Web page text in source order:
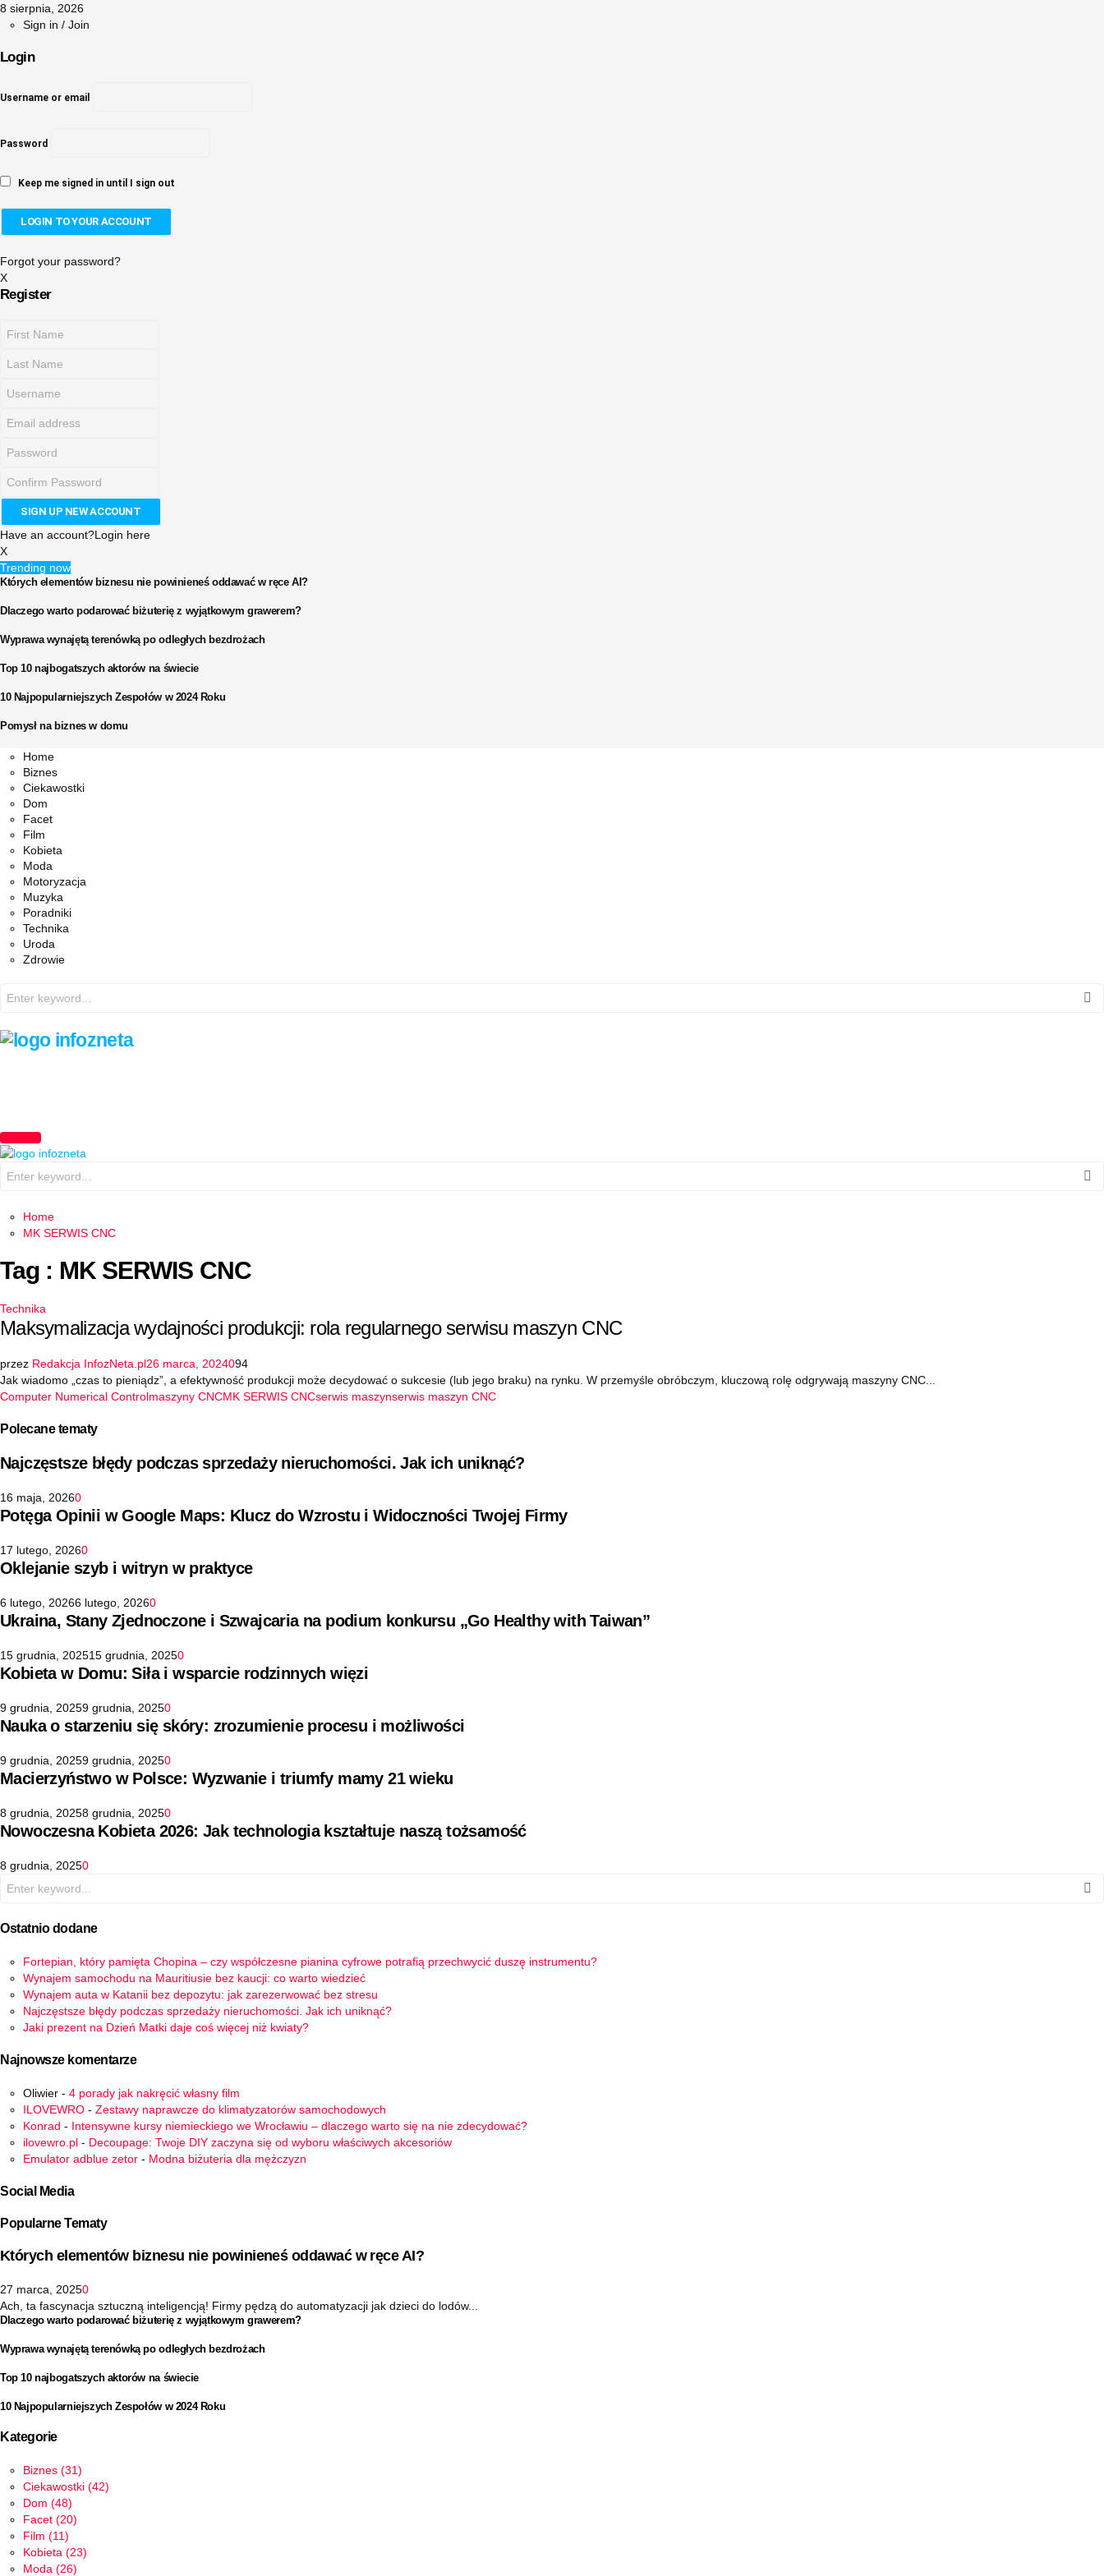
8 sierpnia, 2026
Sign in / Join
Login
Username or email
Password
Keep me signed in until I sign out
Forgot your password?
X
Register
Have an account?Login here
X
Trending now
Których elementów biznesu nie powinieneś oddawać w ręce AI?
Dlaczego warto podarować biżuterię z wyjątkowym grawerem?
Wyprawa wynajętą terenówką po odległych bezdrożach
Top 10 najbogatszych aktorów na świecie
10 Najpopularniejszych Zespołów w 2024 Roku
Pomysł na biznes w domu
Facebook
Twitter
Instagram
Pinterest
Youtube
Snapchat
Home
Biznes
Ciekawostki
Dom
Facet
Film
Kobieta
Moda
Motoryzacja
Muzyka
Poradniki
Technika
Uroda
Zdrowie
for:
PRIMARY
MENU
for:
Home
MK SERWIS CNC
Tag : MK SERWIS CNC
Technika
Maksymalizacja wydajności produkcji: rola regularnego serwisu maszyn CNC
przez Redakcja InfozNeta.pl26 marca, 2024094
Jak wiadomo „czas to pieniądz”, a efektywność produkcji może decydować o sukcesie (lub jego braku) na rynku. W przemyśle obróbczym, kluczową rolę odgrywają maszyny CNC...
Computer Numerical Controlmaszyny CNCMK SERWIS CNCserwis maszynserwis maszyn CNC
Polecane tematy
Najczęstsze błędy podczas sprzedaży nieruchomości. Jak ich uniknąć?
16 maja, 20260
Potęga Opinii w Google Maps: Klucz do Wzrostu i Widoczności Twojej Firmy
17 lutego, 20260
Oklejanie szyb i witryn w praktyce
6 lutego, 20266 lutego, 20260
Ukraina, Stany Zjednoczone i Szwajcaria na podium konkursu „Go Healthy with Taiwan”
15 grudnia, 202515 grudnia, 20250
Kobieta w Domu: Siła i wsparcie rodzinnych więzi
9 grudnia, 20259 grudnia, 20250
Nauka o starzeniu się skóry: zrozumienie procesu i możliwości
9 grudnia, 20259 grudnia, 20250
Macierzyństwo w Polsce: Wyzwanie i triumfy mamy 21 wieku
8 grudnia, 20258 grudnia, 20250
Nowoczesna Kobieta 2026: Jak technologia kształtuje naszą tożsamość
8 grudnia, 20250
for:
Ostatnio dodane
Fortepian, który pamięta Chopina – czy współczesne pianina cyfrowe potrafią przechwycić duszę instrumentu?
Wynajem samochodu na Mauritiusie bez kaucji: co warto wiedzieć
Wynajem auta w Katanii bez depozytu: jak zarezerwować bez stresu
Najczęstsze błędy podczas sprzedaży nieruchomości. Jak ich uniknąć?
Jaki prezent na Dzień Matki daje coś więcej niż kwiaty?
Najnowsze komentarze
Oliwier - 4 porady jak nakręcić własny film
ILOVEWRO - Zestawy naprawcze do klimatyzatorów samochodowych
Konrad - Intensywne kursy niemieckiego we Wrocławiu – dlaczego warto się na nie zdecydować?
ilovewro.pl - Decoupage: Twoje DIY zaczyna się od wyboru właściwych akcesoriów
Emulator adblue zetor - Modna biżuteria dla mężczyzn
Social Media
Popularne Tematy
Których elementów biznesu nie powinieneś oddawać w ręce AI?
27 marca, 20250
Ach, ta fascynacja sztuczną inteligencją! Firmy pędzą do automatyzacji jak dzieci do lodów...
Dlaczego warto podarować biżuterię z wyjątkowym grawerem?
Wyprawa wynajętą terenówką po odległych bezdrożach
Top 10 najbogatszych aktorów na świecie
10 Najpopularniejszych Zespołów w 2024 Roku
Kategorie
Biznes (31)
Ciekawostki (42)
Dom (48)
Facet (20)
Film (11)
Kobieta (23)
Moda (26)